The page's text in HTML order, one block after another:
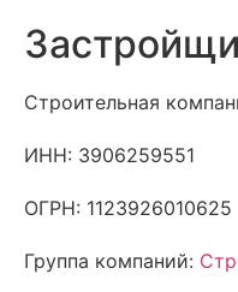
Строительная
ИНН: 3906259551
ОГРН: 1123926010625
Группа компаний: